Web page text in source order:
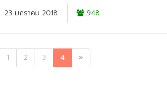
23 มกราคม 2018
948
1 2 3 4 »